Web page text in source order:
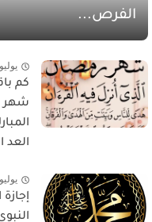
الفرص...
يوليو 28, 2026
كم
شهر
العد
يوليو 28, 2026
إجازة